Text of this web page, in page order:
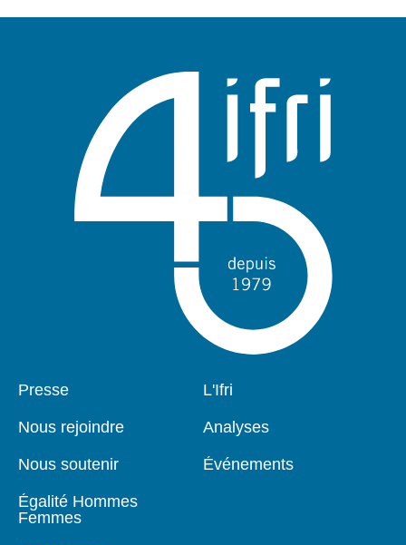
Pied
Presse
Nous rejoindre
Nous soutenir
Égalité Hommes
Femmes
Navigation
L'Ifri
Analyses
Événements